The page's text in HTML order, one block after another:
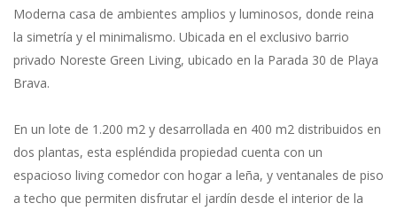
Moderna casa de ambientes amplios y luminosos, donde reina
la simetría y el minimalismo. Ubicada en el exclusivo barrio
privado Noreste Green Living, ubicado en la Parada 30 de Playa
Brava.
En un lote de 1.200 m2 y desarrollada en 400 m2 distribuidos en
dos plantas, esta espléndida propiedad cuenta con un
espacioso living comedor con hogar a leña, y ventanales de piso
a techo que permiten disfrutar el jardín desde el interior de la